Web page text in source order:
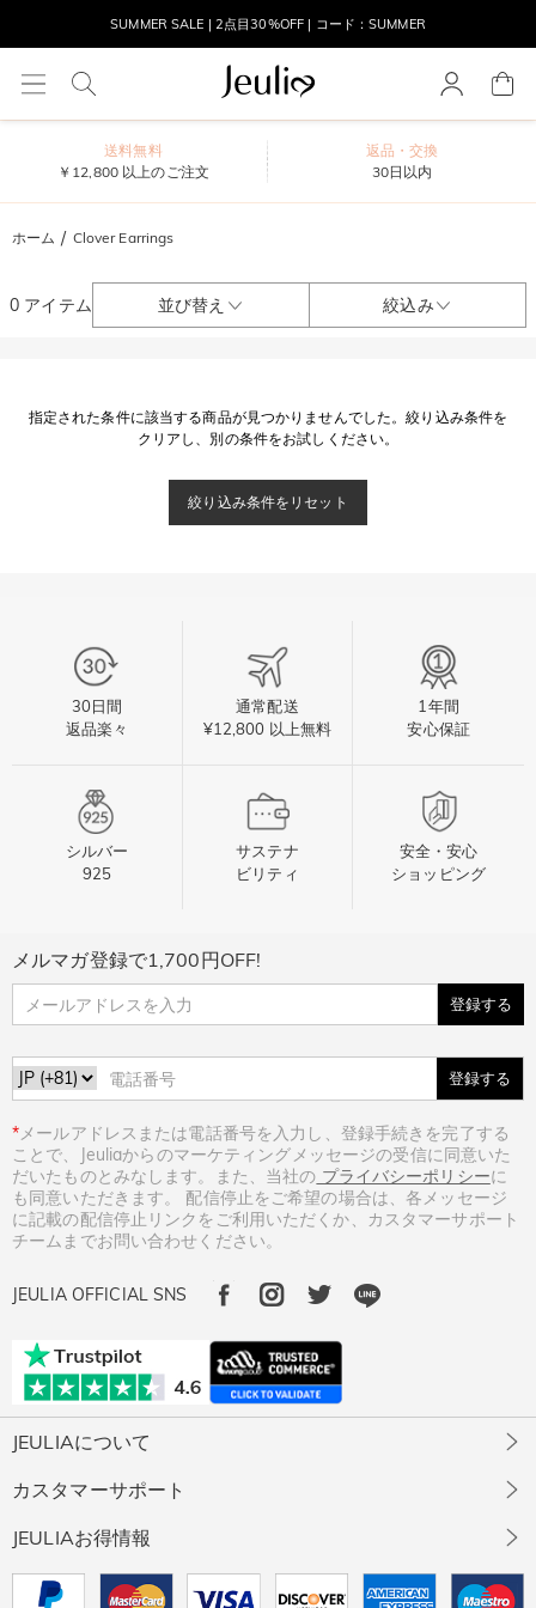
SUMMER SALE | 2点目30%OFF | コード：SUMMER
MOVE MY WAY | 3点購入でネックレス無料
送料無料
￥12,800 以上のご注文
返品・交換
30日以内
ホーム Clover Earrings
0 アイテム 並び替え 絞込み
指定された条件に該当する商品が見つかりませんでした。絞り込み条件を
クリアし、別の条件をお試しください。
絞り込み条件をリセット
30日間
返品楽々
通常配送
¥12,800 以上無料
1年間
安心保証
シルバー
925
サステナ
ビリティ
安全・安心
ショッピング
メルマガ登録で1,700円OFF!
登録する
登録する
*メールアドレスまたは電話番号を入力し、登録手続きを完了する
ことで、Jeuliaからのマーケティングメッセージの受信に同意いた
だいたものとみなします。また、当社の プライバシーポリシーに
も同意いただきます。 配信停止をご希望の場合は、各メッセージ
に記載の配信停止リンクをご利用いただくか、カスタマーサポート
チームまでお問い合わせください。
JEULIA OFFICIAL SNS
JEULIAについて
Jeuliaについて
お客様の声
Jeuliaストーン
知的財産権について
カスタマーサポート
お問い合わせ
サイズガイド
JEULIAお得情報
Jeulia Prime